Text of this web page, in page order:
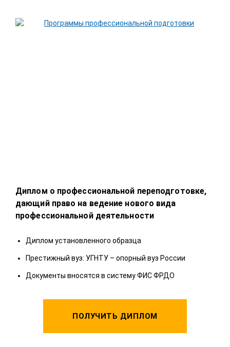
Диплом о профессиональной переподготовке,
дающий право на ведение нового вида
профессиональной деятельности
Диплом установленного образца
Престижный вуз: УГНТУ – опорный вуз России
Документы вносятся в систему ФИС ФРДО
ПОЛУЧИТЬ ДИПЛОМ